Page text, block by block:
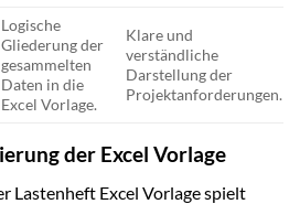
Logische
Gliederung der
gesammelten
Daten in die
Excel Vorlage.
Klare und
verständliche
Darstellung der
Projektanforderungen.
der Excel Vorlage
Lastenheft Excel Vorlage spielt